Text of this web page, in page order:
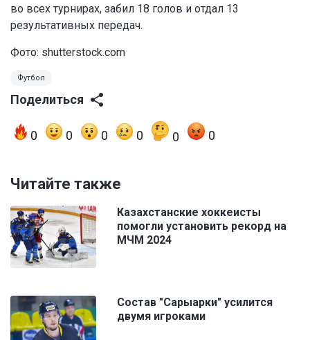
во всех турнирах, забил 18 голов и отдал 13
результативных передач.
Фото: shutterstock.com
Футбол
Поделиться
0 0 0 0 0 0
Читайте также
Казахстанские хоккеисты
помогли установить рекорд на
МЧМ 2024
Состав "Сарыарки" усилится
двумя игроками